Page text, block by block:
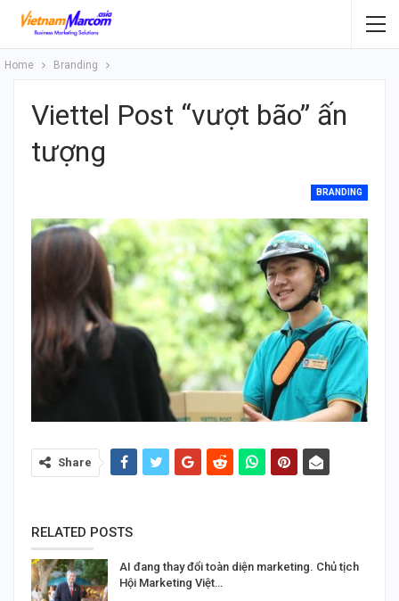
Home Branding
Viettel Post “vượt bão” ấn
tượng
BRANDING
Share
RELATED POSTS
AI đang thay đổi toàn diện marketing. Chủ tịch
Hội Marketing Việt…